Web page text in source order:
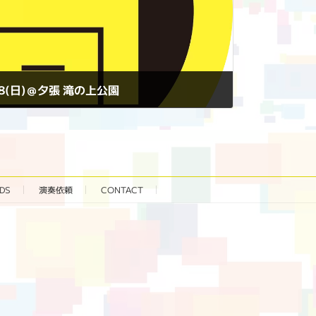
)＠夕張 滝の上公園
演奏依頼 CONTACT